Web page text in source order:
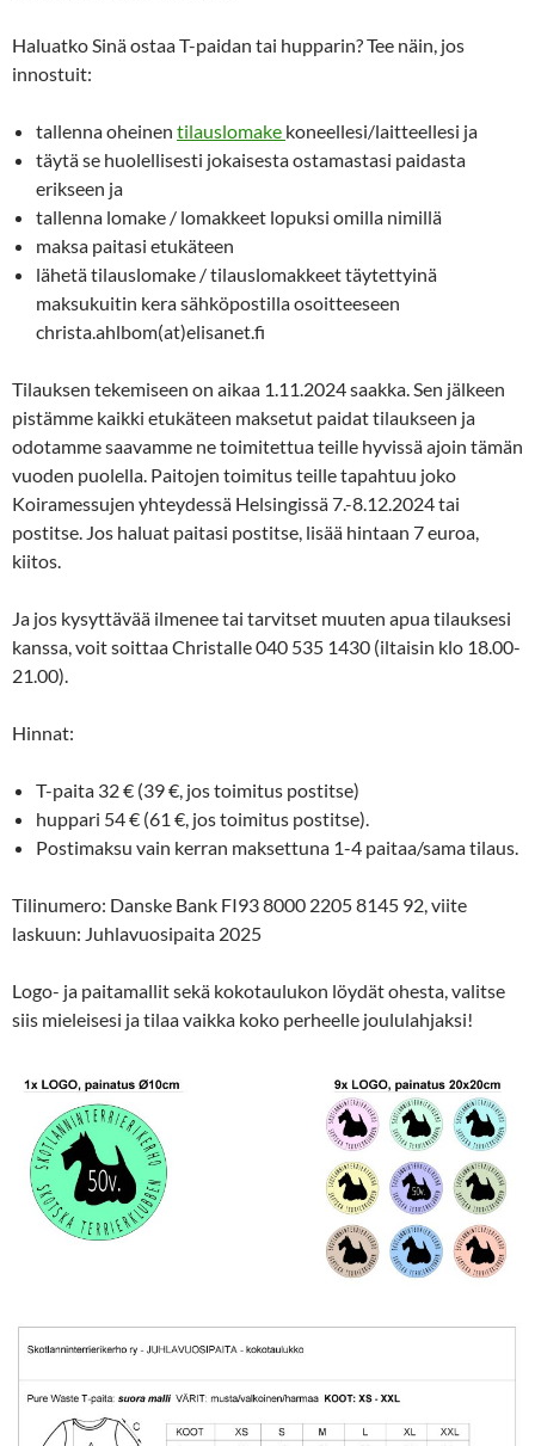
Haluatko Sinä ostaa T-paidan tai hupparin? Tee näin, jos
innostuit:
tallenna oheinen tilauslomake koneellesi/laitteellesi ja
täytä se huolellisesti jokaisesta ostamastasi paidasta
erikseen ja
tallenna lomake / lomakkeet lopuksi omilla nimillä
maksa paitasi etukäteen
lähetä tilauslomake / tilauslomakkeet täytettyinä
maksukuitin kera sähköpostilla osoitteeseen
christa.ahlbom(at)elisanet.fi
Tilauksen tekemiseen on aikaa 1.11.2024 saakka. Sen jälkeen
pistämme kaikki etukäteen maksetut paidat tilaukseen ja
odotamme saavamme ne toimitettua teille hyvissä ajoin tämän
vuoden puolella. Paitojen toimitus teille tapahtuu joko
Koiramessujen yhteydessä Helsingissä 7.-8.12.2024 tai
postitse. Jos haluat paitasi postitse, lisää hintaan 7 euroa,
kiitos.
Ja jos kysyttävää ilmenee tai tarvitset muuten apua tilauksesi
kanssa, voit soittaa Christalle 040 535 1430 (iltaisin klo 18.00-
21.00).
Hinnat:
T-paita 32 € (39 €, jos toimitus postitse)
huppari 54 € (61 €, jos toimitus postitse).
Postimaksu vain kerran maksettuna 1-4 paitaa/sama tilaus.
Tilinumero: Danske Bank FI93 8000 2205 8145 92, viite
laskuun: Juhlavuosipaita 2025
Logo- ja paitamallit sekä kokotaulukon löydät ohesta, valitse
siis mieleisesi ja tilaa vaikka koko perheelle joululahjaksi!